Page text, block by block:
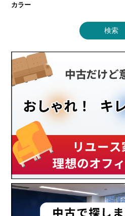
カラー
検索